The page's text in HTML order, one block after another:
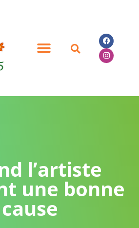
l’artiste
une bonne
cause